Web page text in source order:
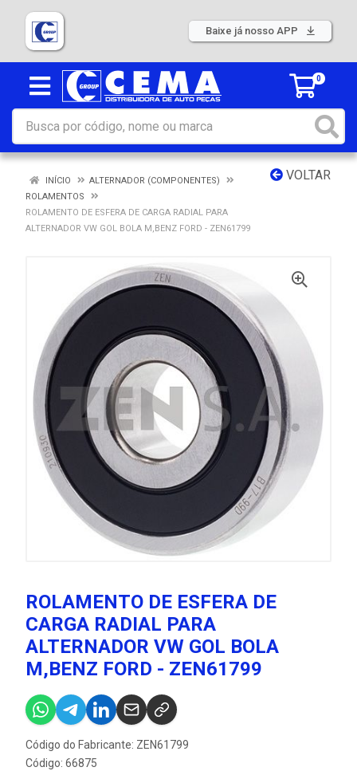
Baixe já nosso APP
0
VOLTAR
INÍCIO
ALTERNADOR (COMPONENTES)
ROLAMENTOS
ROLAMENTO DE ESFERA DE CARGA RADIAL PARA
ALTERNADOR VW GOL BOLA M,BENZ FORD - ZEN61799
ROLAMENTO DE ESFERA DE
CARGA RADIAL PARA
ALTERNADOR VW GOL BOLA
M,BENZ FORD - ZEN61799
Código do Fabricante: ZEN61799
Código: 66875